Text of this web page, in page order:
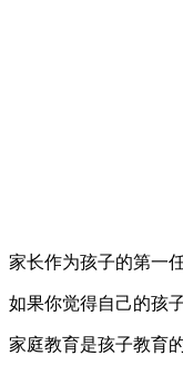
家长作为孩子的第一
如果你觉得自己的孩
家庭教育是孩子教育